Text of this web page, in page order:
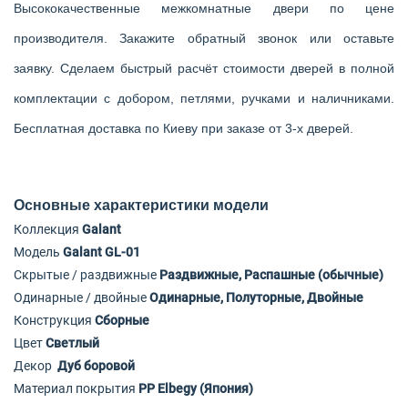
Высококачественные межкомнатные двери по цене
производителя. Закажите обратный звонок или оставьте
заявку. Сделаем быстрый расчёт стоимости дверей в полной
комплектации с добором, петлями, ручками и наличниками.
Бесплатная доставка по Киеву при заказе от 3-х дверей.
Основные характеристики модели
Коллекция Galant
Модель Galant GL-01
Скрытые / раздвижные Раздвижные, Распашные (обычные)
Одинарные / двойныеОдинарные, Полуторные, Двойные
Конструкция Сборные
ЦветСветлый
Декор Дуб боровой
Материал покрытия PP Elbegy (Япония)